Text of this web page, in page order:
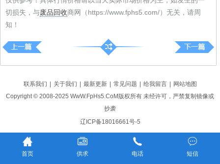
切损失，与废品回收商网（https://www.fphs5.com/）无关，请周
知！
联系我们 关于我们 最新更新 常见问题 给我留言
网站地图
Copyright © 2008-2025 WwW.FpHs5.CoM版权所有 未经许可，严禁复制镜像或
抄袭
辽ICP备18016661号-5
首页 供求 电话 短信